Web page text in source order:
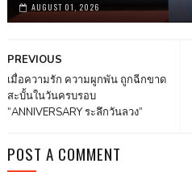
AUGUST 01, 2026
PREVIOUS
เมื่อความรัก ความผูกพัน ถูกฉีกขาด
สะบั้นในวันครบรอบ
“ANNIVERSARY ระลึกวันลวง”
POST A COMMENT